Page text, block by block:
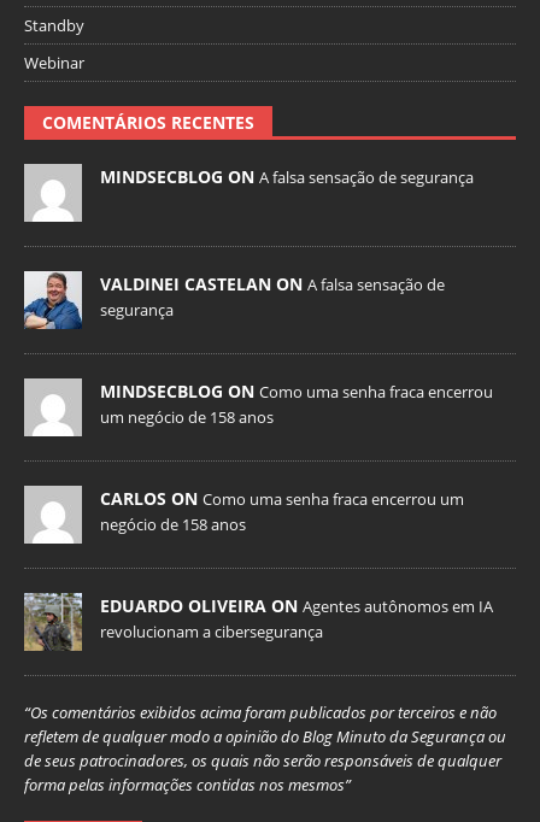
Standby
Webinar
COMENTÁRIOS RECENTES
MINDSECBLOG ON A falsa sensação de segurança
VALDINEI CASTELAN ON A falsa sensação de
segurança
MINDSECBLOG ON Como uma senha fraca encerrou
um negócio de 158 anos
CARLOS ON Como uma senha fraca encerrou um
negócio de 158 anos
EDUARDO OLIVEIRA ON Agentes autônomos em IA
revolucionam a cibersegurança
“Os comentários exibidos acima foram publicados por terceiros e não
refletem de qualquer modo a opinião do Blog Minuto da Segurança ou
de seus patrocinadores, os quais não serão responsáveis de qualquer
forma pelas informações contidas nos mesmos”